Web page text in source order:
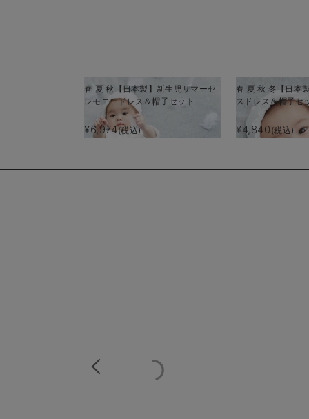
春 夏 秋【日本製】新生児サマーセ
レモニードレス＆帽子セット
¥6,974(税込)
春 夏 秋 冬【日本
スドレス＆帽子セ
¥4,840 (税込)